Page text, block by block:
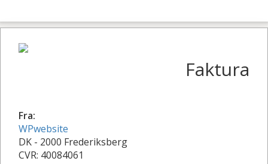
Faktura
Fra:
WPwebsite
DK - 2000 Frederiksberg
CVR: 40084061